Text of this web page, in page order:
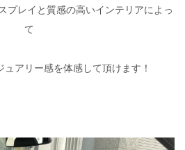
プレイと質感の高いインテリアによっ
て
アリー感を体感して頂けます！